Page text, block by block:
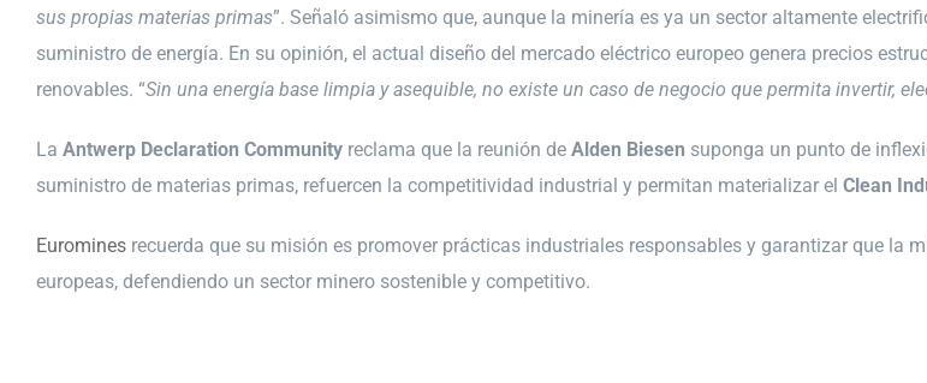
sus propias materias primas”. Señaló asimismo que, aunque la minería es ya un sector altamente
suministro de energía. En su opinión, el actual diseño del mercado eléctrico europeo genera precios
renovables. “Sin una energía base limpia y asequible, no existe un caso de negocio que permita invertir,
La Antwerp Declaration Community reclama que la reunión de Alden Biesen suponga un punto de
suministro de materias primas, refuercen la competitividad industrial y permitan materializar el Clean
Euromines recuerda que su misión es promover prácticas industriales responsables y garantizar que la
europeas, defendiendo un sector minero sostenible y competitivo.